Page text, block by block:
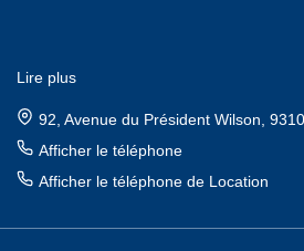
Lire plus
92, Avenue du Président Wilson,
Afficher le téléphone
Afficher le téléphone de Location